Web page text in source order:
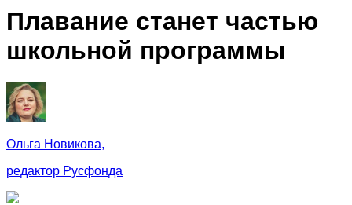
Плавание станет частью
школьной программы
Ольга Новикова,
редактор Русфонда